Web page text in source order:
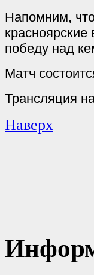
Напомним,
победу над
Матч
Трансляция
Наверх